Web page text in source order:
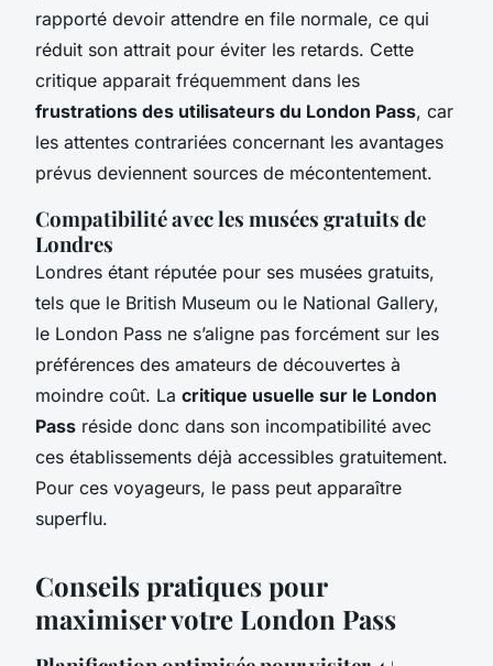
rapporté devoir attendre en file normale, ce qui
réduit son attrait pour éviter les retards. Cette
critique apparait fréquemment dans les
frustrations des utilisateurs du London Pass, car
les attentes contrariées concernant les avantages
prévus deviennent sources de mécontentement.
Compatibilité avec les musées gratuits de
Londres
Londres étant réputée pour ses musées gratuits,
tels que le British Museum ou le National Gallery,
le London Pass ne s’aligne pas forcément sur les
préférences des amateurs de découvertes à
moindre coût. La critique usuelle sur le London
Pass réside donc dans son incompatibilité avec
ces établissements déjà accessibles gratuitement.
Pour ces voyageurs, le pass peut apparaître
superflu.
Conseils pratiques pour
maximiser votre London Pass